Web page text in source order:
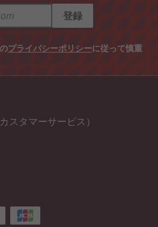
登録
プライバシーポリシーに従って慎重
スタマーサービス）